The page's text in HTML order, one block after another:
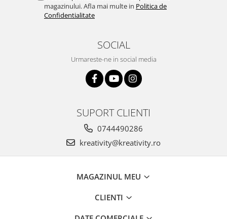
Stimulare tactila
Stimulare vizuala
magazinului. Afla mai multe in Politica de
Confidentialitate
SOCIAL
Urmareste-ne in social media
SUPORT CLIENTI
0744490286
kreativity@kreativity.ro
MAGAZINUL MEU
CLIENTI